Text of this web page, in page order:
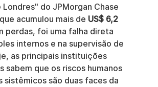
Londres" do JPMorgan Chase
acumulou mais de US$ 6,2
perdas, foi uma falha direta
internos e na supervisão de
as principais instituições
sabem que os riscos humanos
sistêmicos são duas faces da